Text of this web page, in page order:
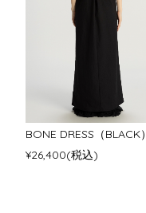
BONE DRESS（BLACK）
¥26,400(税込)